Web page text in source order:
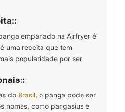
:
empanado na Airfryer é
uma receita que tem
popularidade por ser
:
do Brasil, o panga pode ser
nomes, como pangasius e